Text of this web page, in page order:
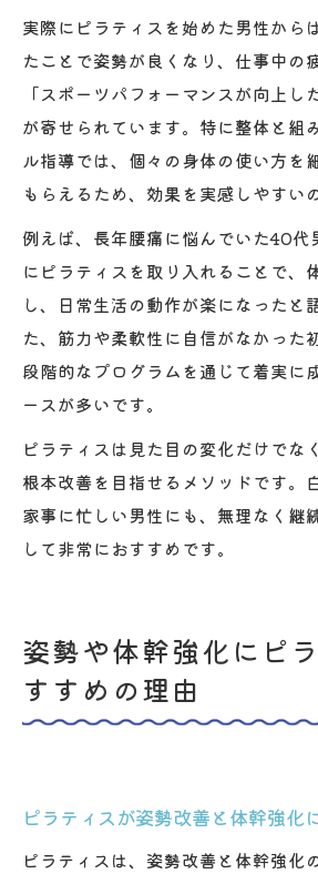
実際にピラティスを始めた男性から
たことで姿勢が良くなり、仕事中の
「スポーツパフォーマンスが向上し
が寄せられています。特に整体と組
ル指導では、個々の身体の使い方を
もらえるため、効果を実感しやすい
例えば、長年腰痛に悩んでいた40代
にピラティスを取り入れることで、
し、日常生活の動作が楽になったと
た、筋力や柔軟性に自信がなかった
段階的なプログラムを通じて着実に
ースが多いです。
ピラティスは見た目の変化だけでな
根本改善を目指せるメソッドです。
家事に忙しい男性にも、無理なく継
して非常におすすめです。
姿勢や体幹強化にピ
すすめの理由
ピラティスが姿勢改善と体幹強化
ピラティスは、姿勢改善と体幹強化